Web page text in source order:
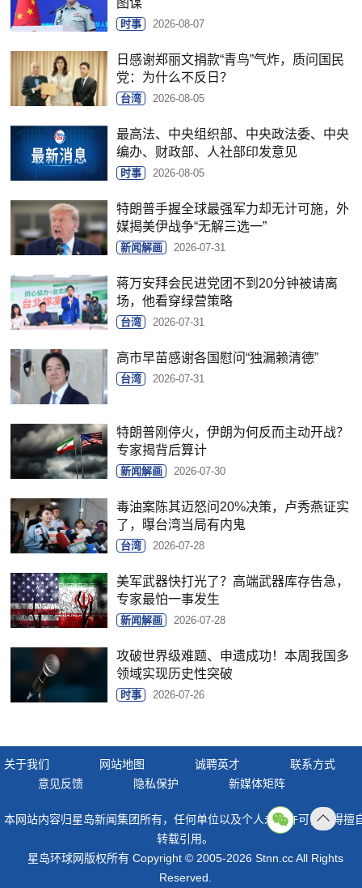
时事 2026-08-07
日感谢郑丽文捐款“青鸟”气炸，质问国民
党：为什么不反日？
台湾 2026-08-05
最高法、中央组织部、中央政法委、中央
编办、财政部、人社部印发意见
时事 2026-08-05
特朗普手握全球最强军力却无计可施，外
媒揭美伊战争“无解三选一”
新闻解画 2026-07-31
蒋万安拜会民进党团不到20分钟被请离
场，他看穿绿营策略
台湾 2026-07-31
高市早苗感谢各国慰问“独漏赖清德”
台湾 2026-07-31
特朗普刚停火，伊朗为何反而主动开战？
专家揭背后算计
新闻解画 2026-07-30
毒油案陈其迈怒问20%决策，卢秀燕证实
了，曝台湾当局有内鬼
台湾 2026-07-28
美军武器快打光了？高端武器库存告急，
专家最怕一事发生
新闻解画 2026-07-28
攻破世界级难题、申遗成功！本周我国多
领域实现历史性突破
时事 2026-07-26
关于我们 网站地图 诚聘英才
联系方式
意见反馈
隐私保护 新媒体矩阵
本网站内容归星岛新闻集团所有，任何单位以及个人未经许可，不得擅
转载引用。
星岛环球网版权所有 Copyright © 2005-2026 Stnn.cc All Rights
Reserved.
顶部